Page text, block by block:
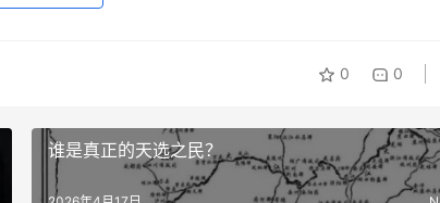
0 0
谁是真正的天选之民？